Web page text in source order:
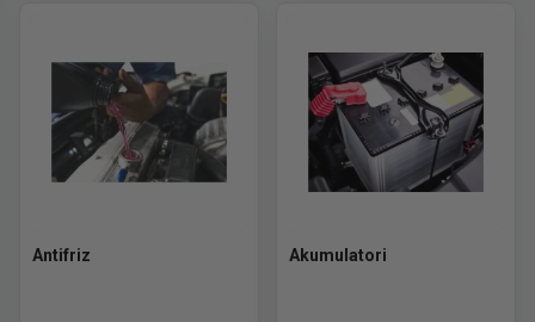
Antifriz Akumulatori